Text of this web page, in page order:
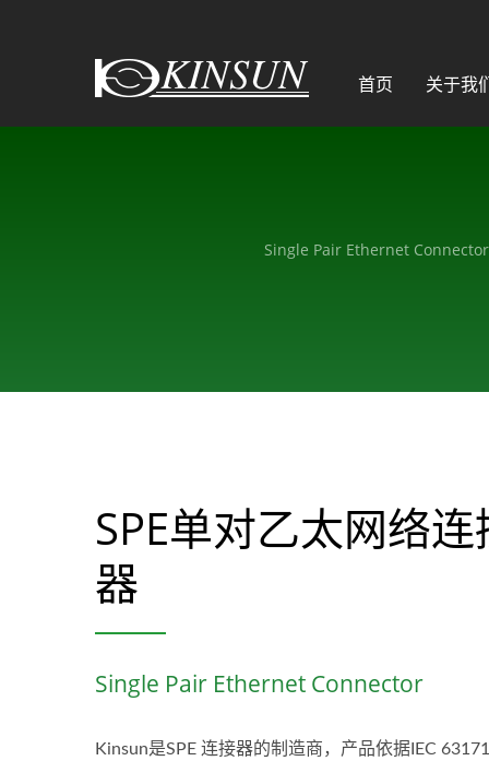
首页 关于我
Single Pair Ethernet
SPE单对乙太网络连
器
Single Pair Ethernet Connector
Kinsun是SPE 连接器的制造商，产品依据IEC